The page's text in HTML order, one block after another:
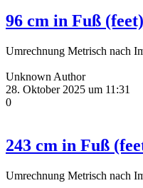
96 cm in Fuß
Umrechnung Metrisch nach
Unknown Author
28. Oktober 2025 um 11:31
0
243 cm in Fuß
Umrechnung Metrisch nach